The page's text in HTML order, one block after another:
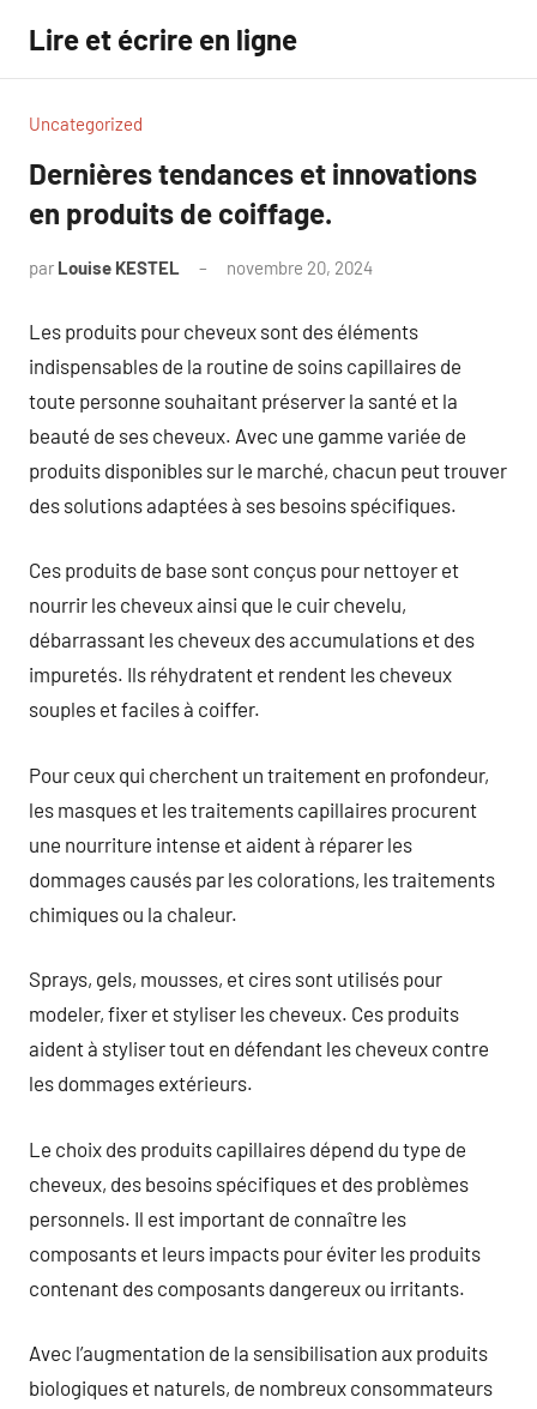
contenu
Lire et écrire en ligne
Uncategorized
Dernières tendances et innovations
en produits de coiffage.
par Louise KESTEL novembre 20, 2024
Les produits pour cheveux sont des éléments
indispensables de la routine de soins capillaires de
toute personne souhaitant préserver la santé et la
beauté de ses cheveux. Avec une gamme variée de
produits disponibles sur le marché, chacun peut trouver
des solutions adaptées à ses besoins spécifiques.
Ces produits de base sont conçus pour nettoyer et
nourrir les cheveux ainsi que le cuir chevelu,
débarrassant les cheveux des accumulations et des
impuretés. Ils réhydratent et rendent les cheveux
souples et faciles à coiffer.
Pour ceux qui cherchent un traitement en profondeur,
les masques et les traitements capillaires procurent
une nourriture intense et aident à réparer les
dommages causés par les colorations, les traitements
chimiques ou la chaleur.
Sprays, gels, mousses, et cires sont utilisés pour
modeler, fixer et styliser les cheveux. Ces produits
aident à styliser tout en défendant les cheveux contre
les dommages extérieurs.
Le choix des produits capillaires dépend du type de
cheveux, des besoins spécifiques et des problèmes
personnels. Il est important de connaître les
composants et leurs impacts pour éviter les produits
contenant des composants dangereux ou irritants.
Avec l’augmentation de la sensibilisation aux produits
biologiques et naturels, de nombreux consommateurs